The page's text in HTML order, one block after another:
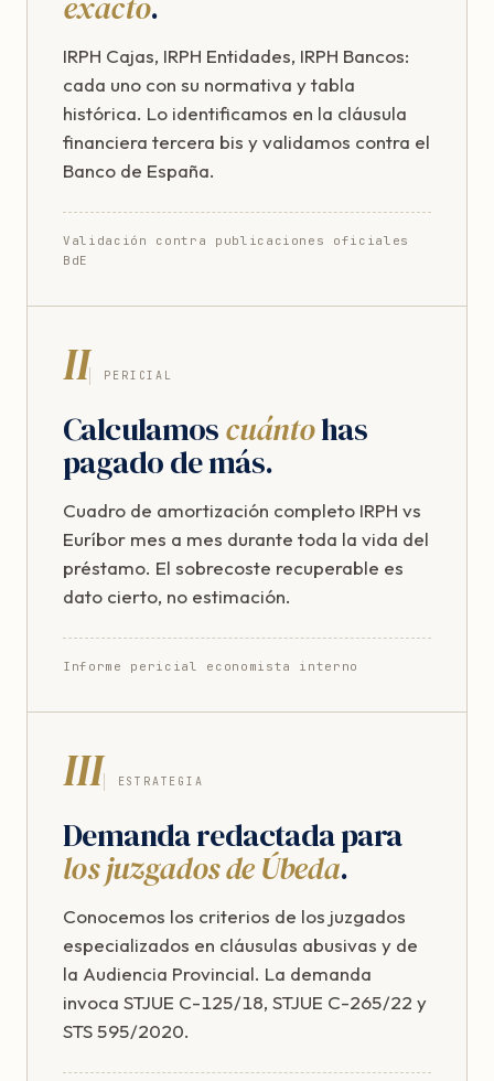
IRPH Cajas, IRPH Entidades, IRPH Bancos:
cada uno con su normativa y tabla
histórica. Lo identificamos en la cláusula
financiera tercera bis y validamos contra el
Banco de España.
Validación contra publicaciones oficiales
BdE
II PERICIAL
Calculamoscuántohas
pagado de más.
Cuadro de amortización completo IRPH vs
Euríbor mes a mes durante toda la vida del
préstamo. El sobrecoste recuperable es
dato cierto, no estimación.
Informe pericial economista interno
III ESTRATEGIA
Demanda redactada para
los juzgados de Úbeda.
Conocemos los criterios de los juzgados
especializados en cláusulas abusivas y de
la Audiencia Provincial. La demanda
invoca STJUE C-125/18, STJUE C-265/22 y
STS 595/2020.